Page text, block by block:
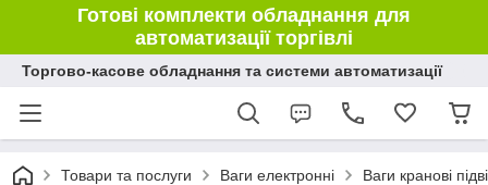
Готові комплекти обладнання для
автоматизації торгівлі
Торгово-касове обладнання та системи автоматизації
Товари та послуги Ваги електронні Ваги кранові